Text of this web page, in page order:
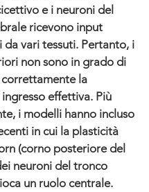
e i neuroni del
ricevono input
da vari tessuti. Pertanto, i
non sono in grado di
la
effettiva. Più
i modelli hanno incluso
in cui la plasticità
(corno posteriore del
neuroni del tronco
un ruolo centrale.